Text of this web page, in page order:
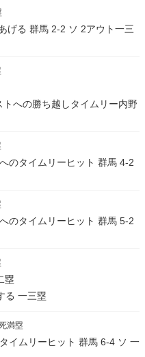
げる 群馬 2-2 ソ 2アウト一三
への勝ち越しタイムリー内野
のタイムリーヒット 群馬 4-2
のタイムリーヒット 群馬 5-2
塁
る 一三塁
満塁
イムリーヒット 群馬 6-4 ソ 一